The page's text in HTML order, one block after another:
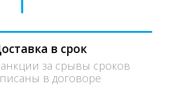
в срок
за срывы сроков
в договоре